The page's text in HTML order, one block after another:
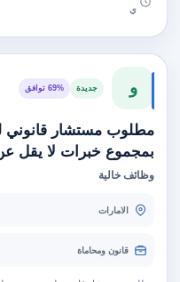
ي
و جديدة 69% توافق
مطلوب مستشار قانوني
بمجموع خبرات لا يقل عن 15 سنة في كتابة
وظائف خالية
الامارات
قانون ومحاماة